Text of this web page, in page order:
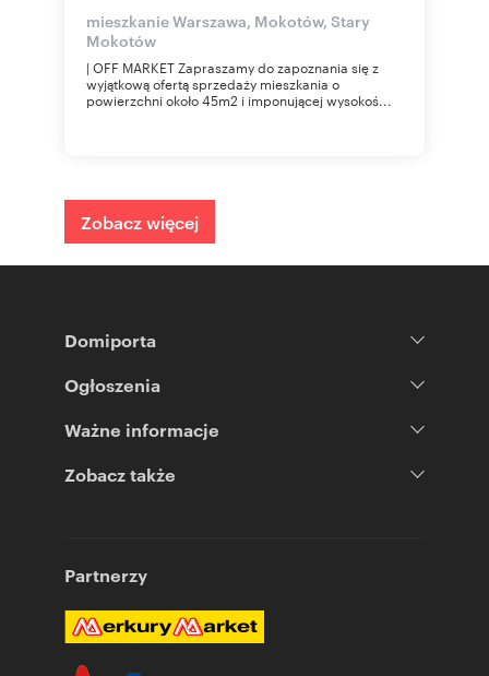
mieszkanie Warszawa, Mokotów, Stary
Mokotów
| OFF MARKET Zapraszamy do zapoznania się z
wyjątkową ofertą sprzedaży mieszkania o
powierzchni około 45m2 i imponującej wysokoś...
Zobacz więcej
Domiporta
Ogłoszenia
Ważne informacje
Zobacz także
Partnerzy